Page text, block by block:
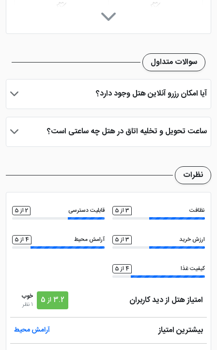
خدمات خشک شویی (لاندری)
سوالات متداول
آیا امکان رزرو آنلاین هتل وجود دارد؟
بله، با انتخاب تاریخ ورود و خروج، نوع اتاق و تعداد نفرات می توانید
دریافت نمایید.
ساعت تحویل و تخلیه اتاق در هتل چه ساعتی است؟
ساعت تحویل اتاق ساعت 2 بعد از ظهر و ساعت تخلیه اتاق 12 ظهر
نظرات
نظافت 3 از 5 قابلیت دسترسی 2 از 5
ارزش خرید 3 از 5 آرامش محیط 4 از 5
کیفیت غذا 4 از 5
امتیاز هتل از دید کاربران 3.2 از 5
خوب
1 نظر
بیشترین امتیاز آرامش محیط